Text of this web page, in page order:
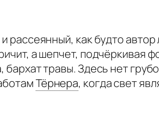
рассеянный, как будто
а шепчет, подчёркивая
травы. Здесь нет
Тёрнера, когда свет